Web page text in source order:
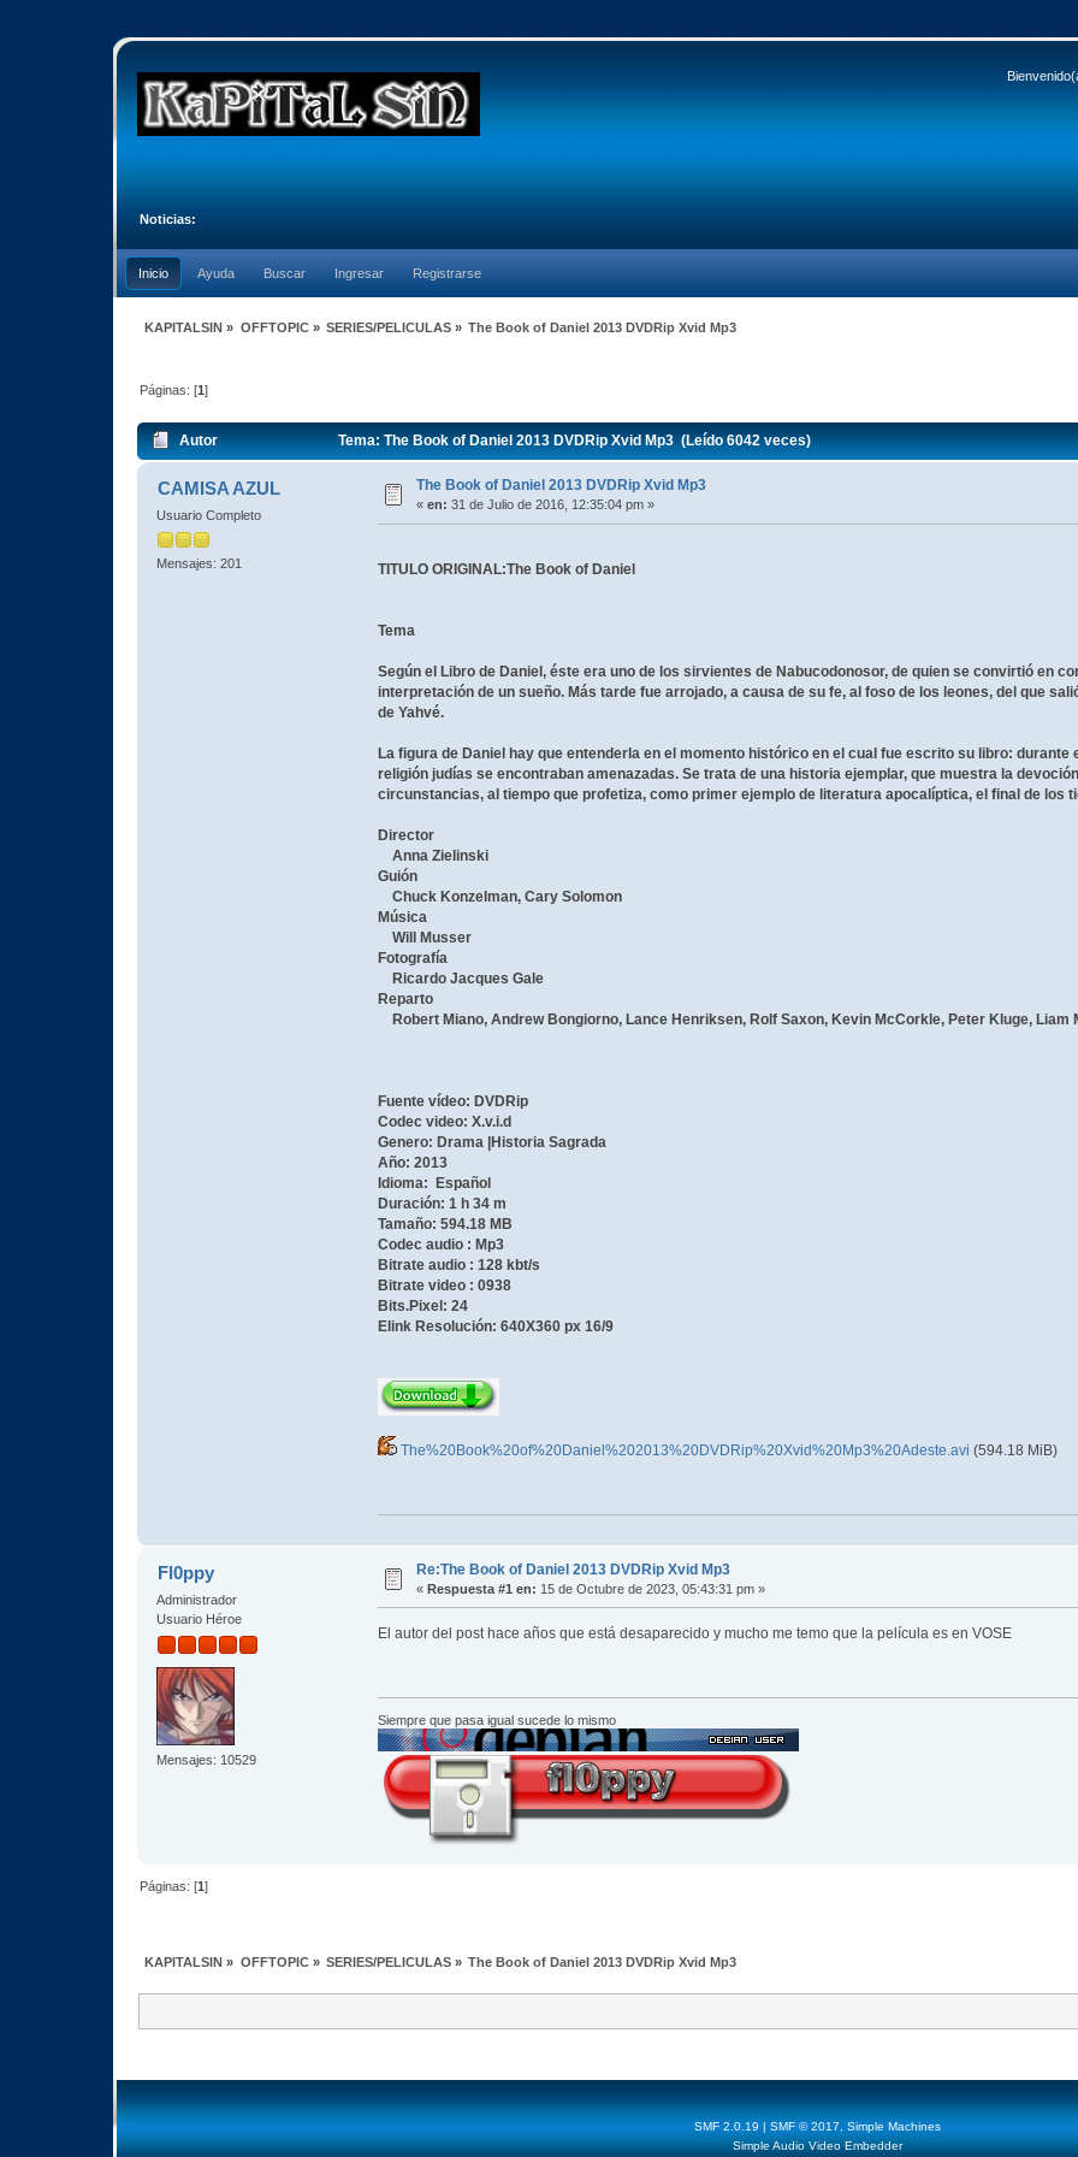
Noticias:
Inicio Ayuda Buscar Ingresar Registrarse
KAPITALSIN » OFFTOPIC» SERIES/PELICULAS » The Book of Daniel 2013 DVDRip Xvid Mp3
Páginas: [1]
Autor Tema: The Book of Daniel 2013 DVDRip Xvid Mp3 (Leído 6042 veces)
CAMISA AZUL
Usuario Completo
Mensajes: 201
The Book of Daniel 2013 DVDRip Xvid Mp3
«en: 31 de Julio de 2016, 12:35:04 pm »
TITULO ORIGINAL:The Book of Daniel
Tema
Según el Libro de Daniel, éste era uno de los sirvientes de Nabucodonosor, de quien se convirtió en
interpretación de un sueño. Más tarde fue arrojado, a causa de su fe, al foso de los leones, del que
de Yahvé.
La figura de Daniel hay que entenderla en el momento histórico en el cual fue escrito su libro:
religión judías se encontraban amenazadas. Se trata de una historia ejemplar, que muestra la
circunstancias, al tiempo que profetiza, como primer ejemplo de literatura apocalíptica, el final de los
Director
Anna Zielinski
Guión
Chuck Konzelman, Cary Solomon
Música
Will Musser
Fotografía
Ricardo Jacques Gale
Reparto
Robert Miano, Andrew Bongiorno, Lance Henriksen, Rolf Saxon, Kevin McCorkle, Peter Kluge, Liam
Fuente vídeo: DVDRip
Codec video: X.v.i.d
Genero: Drama |Historia Sagrada
Año: 2013
Idioma: Español
Duración: 1 h 34 m
Tamaño: 594.18 MB
Codec audio : Mp3
Bitrate audio : 128 kbt/s
Bitrate video : 0938
Bits.Pixel: 24
Elink Resolución: 640X360 px 16/9
The%20Book%20of%20Daniel%202013%20DVDRip%20Xvid%20Mp3%20Adeste.avi (594.18 MiB)
Fl0ppy
Administrador
Usuario Héroe
Mensajes: 10529
Re:The Book of Daniel 2013 DVDRip Xvid Mp3
«Respuesta #1 en: 15 de Octubre de 2023, 05:43:31 pm »
El autor del post hace años que está desaparecido y mucho me temo que la película es en VOSE
Siempre que pasa igual sucede lo mismo
Páginas: [1]
KAPITALSIN » OFFTOPIC» SERIES/PELICULAS » The Book of Daniel 2013 DVDRip Xvid Mp3
SMF 2.0.19 SMF © 2017, Simple Machines
Simple Audio Video Embedder